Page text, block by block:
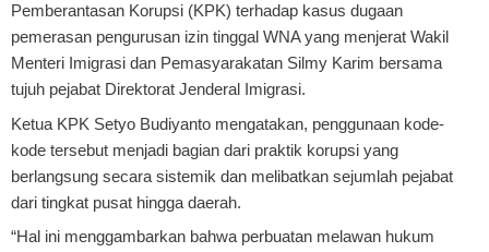
Pemberantasan Korupsi (KPK) terhadap kasus dugaan
pemerasan pengurusan izin tinggal WNA yang menjerat Wakil
Menteri Imigrasi dan Pemasyarakatan Silmy Karim bersama
tujuh pejabat Direktorat Jenderal Imigrasi.
Ketua KPK Setyo Budiyanto mengatakan, penggunaan kode-
kode tersebut menjadi bagian dari praktik korupsi yang
berlangsung secara sistemik dan melibatkan sejumlah pejabat
dari tingkat pusat hingga daerah.
“Hal ini menggambarkan bahwa perbuatan melawan hukum